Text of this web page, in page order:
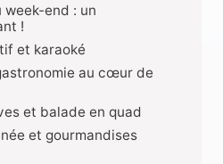
end : un
!
et karaoké
au cœur de
et balade en quad
et gourmandises